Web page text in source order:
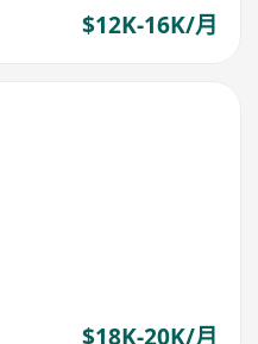
$12K-16K/月
$18K-20K/月